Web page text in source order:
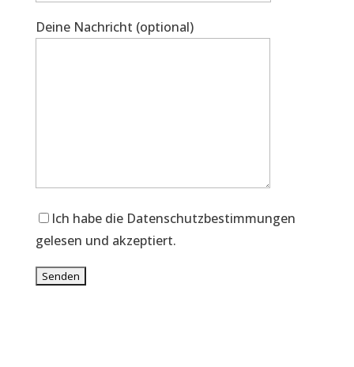
Deine Nachricht (optional)
Ich habe die Datenschutzbestimmungen
gelesen und akzeptiert.